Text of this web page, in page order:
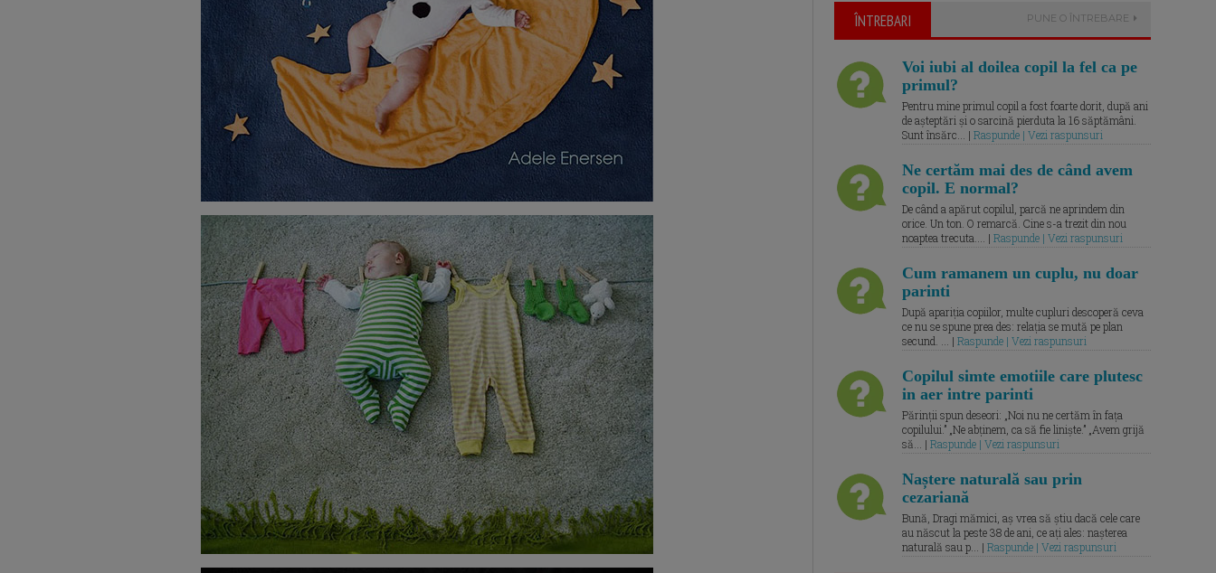
ÎNTREBARI PUNE O ÎNTREBARE
Voi iubi al doilea copil la fel ca pe
primul?
Pentru mine primul copil a fost foarte dorit, după ani
de așteptări și o sarcină pierduta la 16 săptămâni.
Sunt însărc... | Raspunde | Vezi raspunsuri
Ne certăm mai des de când avem
copil. E normal?
De când a apărut copilul, parcă ne aprindem din
orice. Un ton. O remarcă. Cine s-a trezit din nou
noaptea trecuta.... | Raspunde | Vezi raspunsuri
Cum ramanem un cuplu, nu doar
parinti
După apariția copiilor, multe cupluri descoperă ceva
ce nu se spune prea des: relația se mută pe plan
secund. ... | Raspunde | Vezi raspunsuri
Copilul simte emotiile care plutesc
in aer intre parinti
Părinții spun deseori: „Noi nu ne certăm în fața
copilului.” „Ne abținem, ca să fie liniște.” „Avem grijă
să... | Raspunde | Vezi raspunsuri
Naștere naturală sau prin
cezariană
Bună, Dragi mămici, aș vrea să știu dacă cele care
au născut la peste 38 de ani, ce ați ales: nașterea
naturală sau p... | Raspunde | Vezi raspunsuri